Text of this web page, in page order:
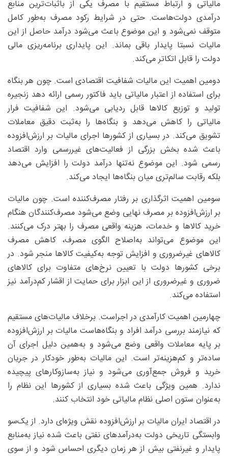
مالیاتی و ارتباط مستقیم با مصرف یکی از باثبات‌ترین منابع
درآمدی دولت‌هاست. حتی در شرایط رکود مصرف به‌طور کامل
متوقف نمی‌شود و این موضوع باعث می‌شود درآمد حاصل از این
مالیات نسبتا پایدار باقی بماند. این پایداری برنامه‌ریزی مالی
دولت را قابل اتکاتر می‌کند.
دومین اهمیت این مالیات شفافیت اقتصادی است. چون هر بنگاه
برای استفاده از اعتبار مالیاتی باید فاکتور رسمی ارائه دهد زنجیره
تولید و توزیع کالاها قابل ردیابی می‌شود. این شفافیت فرار
مالیاتی را کاهش می‌دهد و بنگاه‌ها را به‌ثبت دقیق معاملات
تشویق می‌کند. در بسیاری از کشورها اجرای مالیات بر ارزش‌افزوده
باعث شده بخش بزرگی از فعالیت‌های غیررسمی وارد اقتصاد
رسمی شود. این موضوع نه‌تنها درآمد دولت را افزایش می‌دهد
بلکه رقابت سالم‌تری میان بنگاه‌ها ایجاد می‌کند.
سومین اهمیت اثرگذاری بر رفتار مصرف‌کننده است. چون مالیات
بر ارزش‌افزوده بر مصرف نهایی وضع می‌شود مصرف‌کنندگان هنگام
خرید کالاها و خدمات، هزینه واقعی مصرف را بهتر درک می‌کنند.
این موضوع می‌تواند به‌اصلاح الگوی مصرف، کاهش مصرف
کالاهای غیرضروری و افزایش توجه به‌کیفیت کالاها منجر شود. در
برخی کشورها دولت با تعیین نرخ‌های متفاوت برای کالاهای
ضروری و غیرضروری از این ابزار برای حمایت از اقشار کم‌درآمد نیز
استفاده می‌کند.
چهارمین اهمیت کارآمدی در اجراست. برخلاف مالیات‌های مستقیم
که نیازمند بررسی درآمد افراد و بنگاه‌هاست مالیات بر ارزش‌افزوده
بر پایه معاملات واقعی وضع می‌شود و به‌همین دلیل اجرای آن
ساده‌تر و کم‌هزینه‌تر است. این مالیات به‌طور خودکار در جریان
خرید و فروش جمع‌آوری می‌شود و نیاز به‌سازوکارهای پیچیده
ندارد. همین ویژگی باعث شده بسیاری از کشورها این نظام را
به‌عنوان ستون اصلی نظام مالیاتی خود انتخاب کنند.
در اقتصاد ایران مالیات بر ارزش‌افزوده نقش ویژه‌ای دارد. از یک‌سو
وابستگی تاریخی دولت به‌درآمدهای نفتی باعث شده نیاز به‌منابع
پایدار و غیرنفتی بیش از هر زمان دیگری احساس شود و از سوی